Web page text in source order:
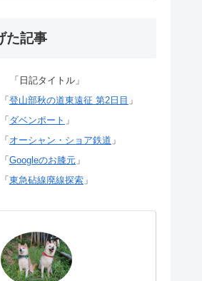
た記事
日記タイトル」
登山部秋の道東遠征 第2日目 」
ダベンポート 」
オーシャン・ショア鉄道 」
Googleのお膝元 」
東急砧線廃線探索 」